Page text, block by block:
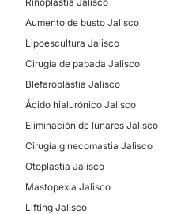
Aumento de busto Jalisco
Lipoescultura Jalisco
Cirugía de papada Jalisco
Blefaroplastia Jalisco
Ácido hialurónico Jalisco
Eliminación de lunares Jalisco
Cirugía ginecomastia Jalisco
Otoplastia Jalisco
Mastopexia Jalisco
Lifting Jalisco